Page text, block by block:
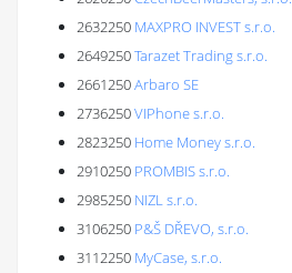
2632250 MAXPRO INVEST s.r.o.
2649250Tarazet Trading s.r.o.
2661250Arbaro SE
2736250VIPhone s.r.o.
2823250 Home Money s.r.o.
2910250 PROMBIS s.r.o.
2985250 NIZL s.r.o.
3106250 P&Š DŘEVO, s.r.o.
3112250 MyCase, s.r.o.